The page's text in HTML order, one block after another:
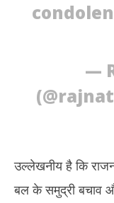
—
उल्लेखनीय है कि
बल के समुद्री बचाव